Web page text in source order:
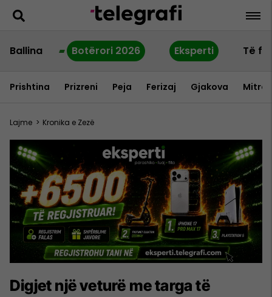
Ballina Botërori 2026 Eksperti Të
Prishtina Prizreni Peja Ferizaj Gjakova
Lajme > Kronika e Zezë
Digjet një veturë me targa të